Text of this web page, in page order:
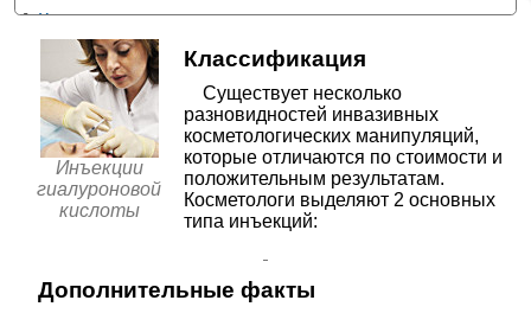
✚Клеточное омоложение
—
Химический пилинг лица
Контурная пластика
Косметические маски
Криотерапия в косметологии
—
Эпиляция
≈3928₽
Чистка лица
Аппаратный массаж
Инъекции
гиалуроновой
кислоты
Классификация
Существует несколько
разновидностей инвазивных
косметологических манипуляций,
которые отличаются по стоимости и
положительным результатам.
Косметологи выделяют 2 основных
типа инъекций:
Дополнительные факты